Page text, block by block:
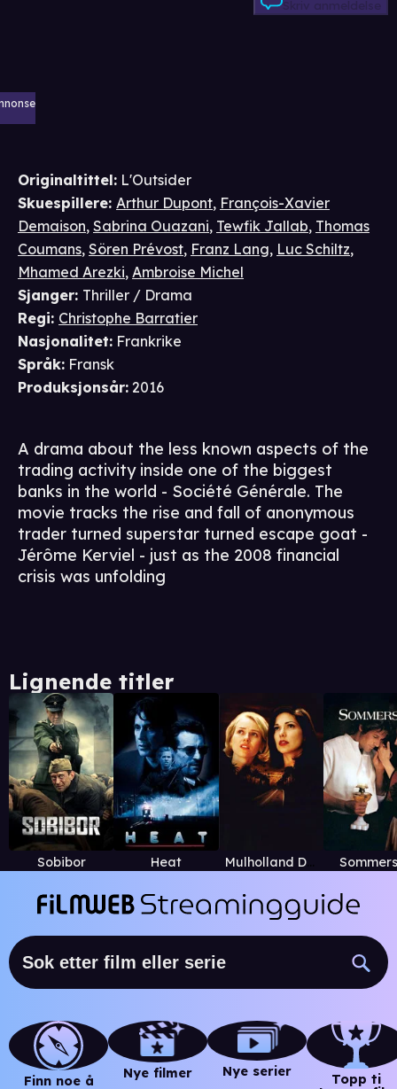
Skriv anmeldelse
Originaltittel: L'Outsider
Skuespillere: Arthur Dupont, François-Xavier
Demaison, Sabrina Ouazani, Tewfik Jallab, Thomas
Coumans, Sören Prévost, Franz Lang, Luc Schiltz,
Mhamed Arezki, Ambroise Michel
Sjanger: Thriller / Drama
Regi: Christophe Barratier
Nasjonalitet: Frankrike
Språk: Fransk
Produksjonsår: 2016
A drama about the less known aspects of the
trading activity inside one of the biggest
banks in the world - Société Générale. The
movie tracks the rise and fall of anonymous
trader turned superstar turned escape goat -
Jérôme Kerviel - just as the 2008 financial
crisis was unfolding
Lignende titler
Sobibor Heat Mulholland Drive
Finn noe å
Nye filmer Nye serier
Topp ti